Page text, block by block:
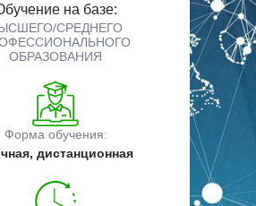
на базе:
СРЕДНЕГО
ОБРАЗОВАНИЯ
Форма обучения:
дистанционная